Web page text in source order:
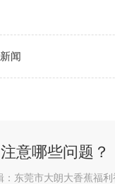
闻
意哪些问题？
：东莞市大朗大香蕉福